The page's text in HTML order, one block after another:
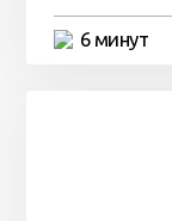
6 минут